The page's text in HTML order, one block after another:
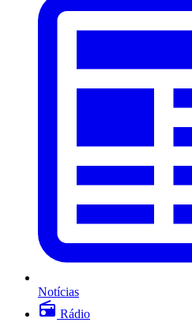
Notícias
Rádio